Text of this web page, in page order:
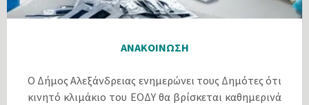
ΑΝΑΚΟΙΝΩΣΗ
Ο Δήμος Αλεξάνδρειας ενημερώνει τους Δημότες ότι
κινητό κλιμάκιο του ΕΟΔΥ θα βρίσκεται καθημερινά